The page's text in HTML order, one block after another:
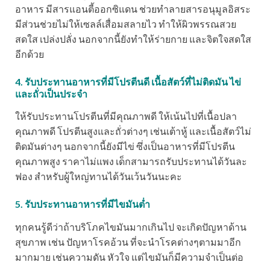
อาหาร มีสารแอนตี้ออกซิแดน ช่วยทำลายสารอนุมูลอิสระ
มีส่วนช่วยไม่ให้เซลล์เสื่อมสลายไว ทำให้ผิวพรรณสวย
สดใส เปล่งปลั่ง นอกจากนี้ยังทำให้ร่ายกาย และจิตใจสดใส
อีกด้วย
4. รับประทานอาหารที่มีโปรตีนดี เนื้อสัตว์ที่ไม่ติดมัน ไข่
และถั่วเป็นประจำ
ให้รับประทานโปรตีนที่มีคุณภาพดี ให้เน้นไปที่เนื้อปลา
คุณภาพดี โปรตีนสูงและถั่วต่างๆ เช่นเต้าหู้ และเนื้อสัตว์ไม่
ติดมันต่างๆ นอกจากนี้ยังมีไข่ ซึ่งเป็นอาหารที่มีโปรตีน
คุณภาพสูง ราคาไม่แพง เด็กสามารถรับประทานได้วันละ
ฟอง สำหรับผู้ใหญ่ทานได้วันเว้นวันนะคะ
5. รับประทานอาหารที่มีไขมันต่ำ
ทุกคนรู้ดีว่าถ้าบริโภคไขมันมากเกินไป จะเกิดปัญหาด้าน
สุขภาพ เช่น ปัญหาโรคอ้วน ที่จะนำโรคต่างๆตามมาอีก
มากมาย เช่นความดัน หัวใจ แต่ไขมันก็มีความจำเป็นต่อ